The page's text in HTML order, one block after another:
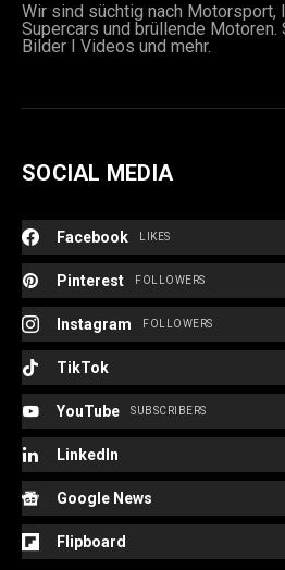
Wir sind süchtig nach Motorsport,
Supercars und brüllende Motoren.
Bilder I Videos und mehr.
SOCIAL MEDIA
Facebook LIKES
Pinterest FOLLOWERS
Instagram FOLLOWERS
TikTok
YouTube SUBSCRIBERS
LinkedIn
Google News
Flipboard